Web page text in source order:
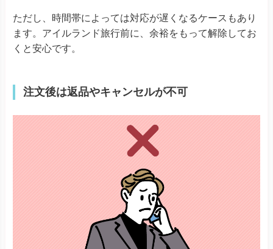
ただし、時間帯によっては対応が遅くなるケースもあり
ます。アイルランド旅行前に、余裕をもって解除してお
くと安心です。
注文後は返品やキャンセルが不可